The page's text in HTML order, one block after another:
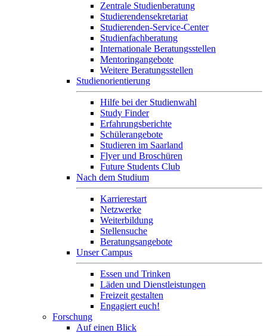
Zentrale Studienberatung
Studierendensekretariat
Studierenden-Service-Center
Studienfachberatung
Internationale Beratungsstellen
Mentoringangebote
Weitere Beratungsstellen
Studienorientierung
Hilfe bei der Studienwahl
Study Finder
Erfahrungsberichte
Schülerangebote
Studieren im Saarland
Flyer und Broschüren
Future Students Club
Nach dem Studium
Karrierestart
Netzwerke
Weiterbildung
Stellensuche
Beratungsangebote
Unser Campus
Essen und Trinken
Läden und Dienstleistungen
Freizeit gestalten
Engagiert euch!
Forschung
Auf einen Blick